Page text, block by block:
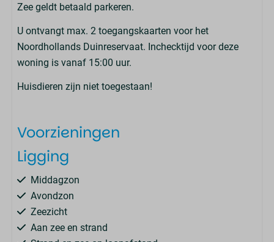
Zee geldt betaald parkeren.
U ontvangt max. 2 toegangskaarten voor het
Noordhollands Duinreservaat. Inchecktijd voor deze
woning is vanaf 15:00 uur.
Huisdieren zijn niet toegestaan!
Voorzieningen
Ligging
Middagzon
Avondzon
Zeezicht
Aan zee en strand